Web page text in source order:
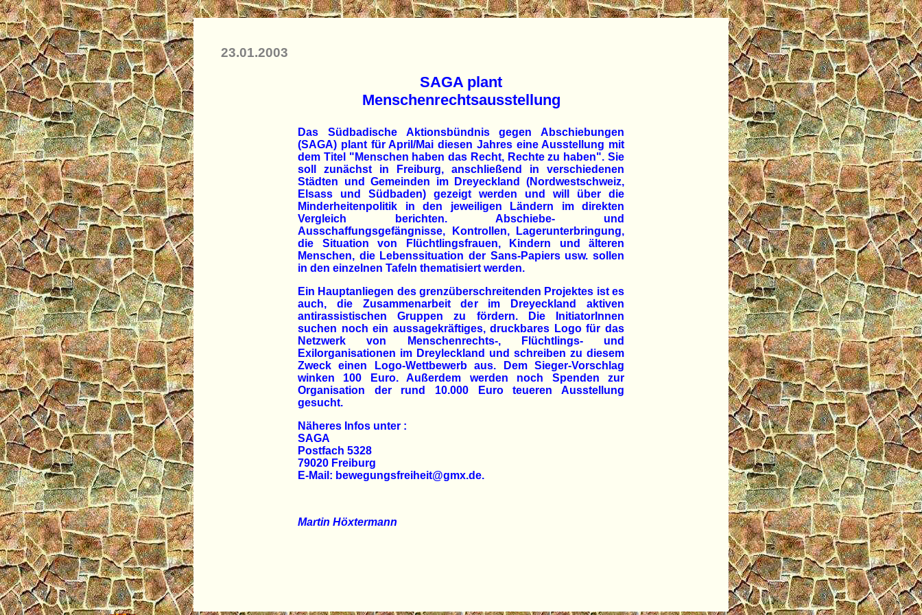
23.01.2003
SAGA plant
Menschenrechtsausstellung
Das Südbadische Aktionsbündnis gegen Abschiebungen
(SAGA) plant für April/Mai diesen Jahres eine Ausstellung mit
dem Titel "Menschen haben das Recht, Rechte zu haben". Sie
soll zunächst in Freiburg, anschließend in verschiedenen
Städten und Gemeinden im Dreyeckland (Nordwestschweiz,
Elsass und Südbaden) gezeigt werden und will über die
Minderheitenpolitik in den jeweiligen Ländern im direkten
Vergleich berichten. Abschiebe- und
Ausschaffungsgefängnisse, Kontrollen, Lagerunterbringung,
die Situation von Flüchtlingsfrauen, Kindern und älteren
Menschen, die Lebenssituation der Sans-Papiers usw. sollen
in den einzelnen Tafeln thematisiert werden.
Ein Hauptanliegen des grenzüberschreitenden Projektes ist es
auch, die Zusammenarbeit der im Dreyeckland aktiven
antirassistischen Gruppen zu fördern. Die InitiatorInnen
suchen noch ein aussagekräftiges, druckbares Logo für das
Netzwerk von Menschenrechts-, Flüchtlings- und
Exilorganisationen im Dreyleckland und schreiben zu diesem
Zweck einen Logo-Wettbewerb aus. Dem Sieger-Vorschlag
winken 100 Euro. Außerdem werden noch Spenden zur
Organisation der rund 10.000 Euro teueren Ausstellung
gesucht.
Näheres Infos unter :
SAGA
Postfach 5328
79020 Freiburg
E-Mail: bewegungsfreiheit@gmx.de.
Martin Höxtermann